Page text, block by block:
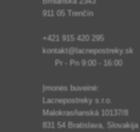
911 05 Trenčín
+421 915 420 295
kontakt@lacnepostreky.sk
Pr - Pn 9:00 - 16:00
Įmonės buveinė:
Lacnepostreky s.r.o.
Malokrasňanská 10137/8
831 54 Bratislava, Slovakija